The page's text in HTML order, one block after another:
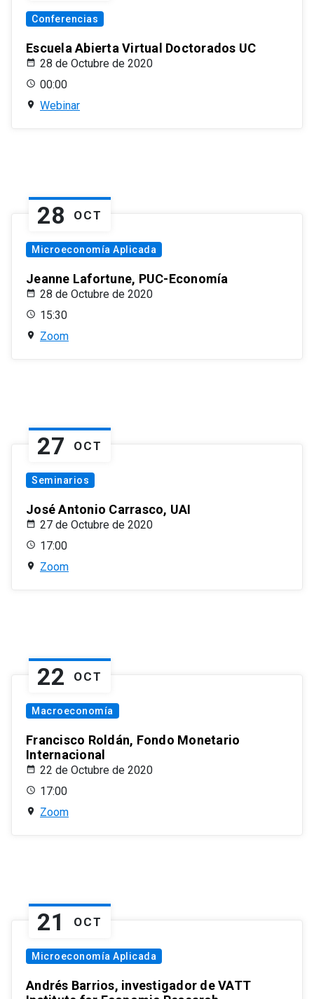
Conferencias
Escuela Abierta Virtual Doctorados UC
28 de Octubre de 2020
00:00
Webinar
28 OCT
Microeconomía Aplicada
Jeanne Lafortune, PUC-Economía
28 de Octubre de 2020
15:30
Zoom
27 OCT
Seminarios
José Antonio Carrasco, UAI
27 de Octubre de 2020
17:00
Zoom
22 OCT
Macroeconomía
Francisco Roldán, Fondo Monetario
Internacional
22 de Octubre de 2020
17:00
Zoom
21 OCT
Microeconomía Aplicada
Andrés Barrios, investigador de VATT